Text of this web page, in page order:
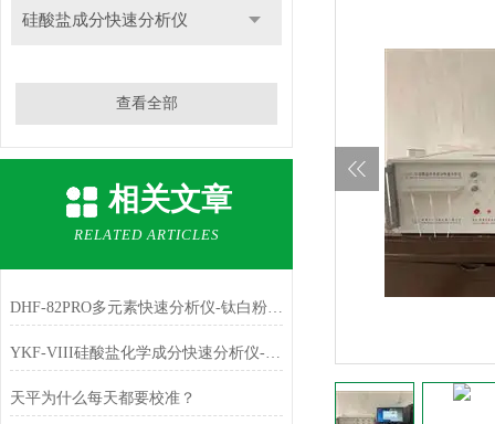
硅酸盐成分快速分析仪
查看全部
相关文章
RELATED ARTICLES
DHF-82PRO多元素快速分析仪-钛白粉、金红石中主成份TiO2的测定
YKF-VIII硅酸盐化学成分快速分析仪-铁红中主成份Fe2O3的测定
天平为什么每天都要校准？